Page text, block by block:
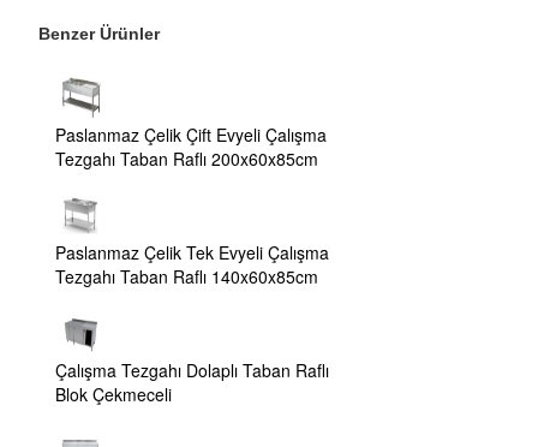
Benzer Ürünler
Paslanmaz Çelik Çift Evyeli Çalışma
Tezgahı Taban Raflı 200x60x85cm
Paslanmaz Çelik Tek Evyeli Çalışma
Tezgahı Taban Raflı 140x60x85cm
Çalışma Tezgahı Dolaplı Taban Raflı
Blok Çekmeceli